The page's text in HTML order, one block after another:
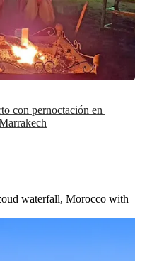
con pernoctación en
waterfall, Morocco with